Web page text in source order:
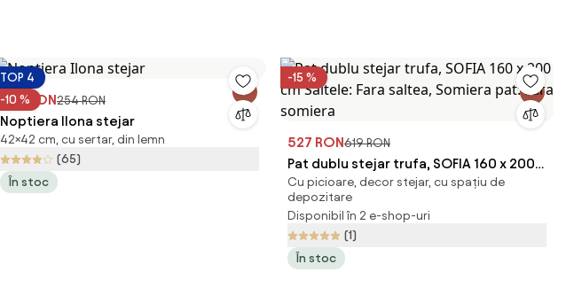
TOP 4
-10 %
229 RON254 RON
Noptiera Ilona stejar
42×42 cm, cu sertar, din lemn
(65)
În stoc
-15 %
527 RON619 RON
Pat dublu stejar trufa, SOFIA 160 x 200
cm Saltele: Fara saltea, Somiera pat:
Fara somiera
Cu picioare, decor stejar, cu spațiu de
depozitare
Disponibil în 2 e-shop-uri
(1)
În stoc